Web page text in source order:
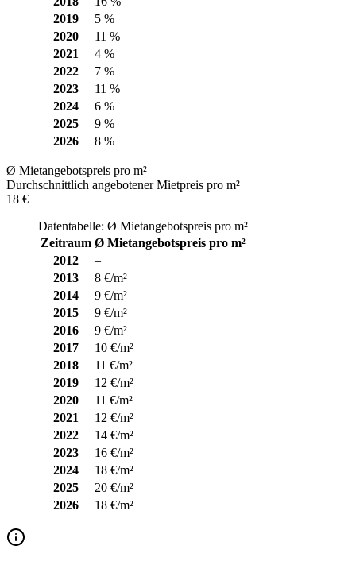
2019
5 %
2020
11 %
2021
4 %
2022
7 %
2023
11 %
2024
6 %
2025
9 %
2026
8 %
Ø Mietangebotspreis pro m²
Durchschnittlich angebotener Mietpreis pro m²
18 €
Datentabelle: Ø Mietangebotspreis pro m²
Zeitraum Ø Mietangebotspreis pro m²
2012
–
2013
8 €/m²
2014
9 €/m²
2015
9 €/m²
2016
9 €/m²
2017
10 €/m²
2018
11 €/m²
2019
12 €/m²
2020
11 €/m²
2021
12 €/m²
2022
14 €/m²
2023
16 €/m²
2024
18 €/m²
2025
20 €/m²
2026
18 €/m²